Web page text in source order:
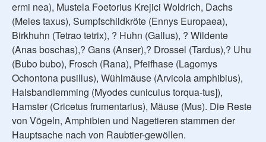
ermi nea), Mustela Foetorius Krejici Woldrich, Dachs
(Meles taxus), Sumpfschildkröte (Ennys Europaea),
Birkhuhn (Tetrao tetrix), ? Huhn (Gallus), ? Wildente
(Anas boschas),? Gans (Anser),? Drossel (Tardus),? Uhu
(Bubo bubo), Frosch (Rana), Pfeifhase (Lagomys
Ochontona pusillus), Wühlmäuse (Arvicola amphibius),
Halsbandlemming (Myodes cuniculus torqua-tus]),
Hamster (Cricetus frumentarius), Mäuse (Mus). Die Reste
von Vögeln, Amphibien und Nagetieren stammen der
Hauptsache nach von Raubtier-gewöllen.